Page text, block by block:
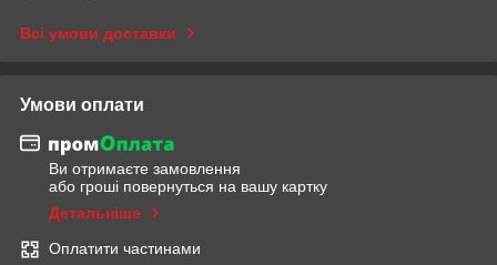
Всі умови доставки
Умови оплати
Ви отримаєте замовлення
або гроші повернуться на вашу картку
Детальніше
Оплатити частинами